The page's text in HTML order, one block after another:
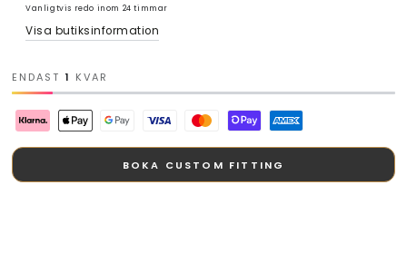
Vanligtvis redo inom 24 timmar
Visa butiksinformation
ENDAST 1 KVAR
BOKA CUSTOM FITTING